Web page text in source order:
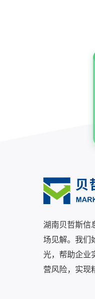
湖南贝哲斯信
场见解。我们
光，帮助企业
营风险，实现